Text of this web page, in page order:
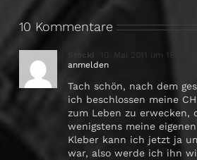
10 Kommentare
Stocki 10. Mai 2011 um 18:07
anmelden
Tach schön, nach dem
ich beschlossen meine
zum Leben zu erwecken,
wenigstens meine
Kleber kann ich jetzt ja
war, also werde ich ihn